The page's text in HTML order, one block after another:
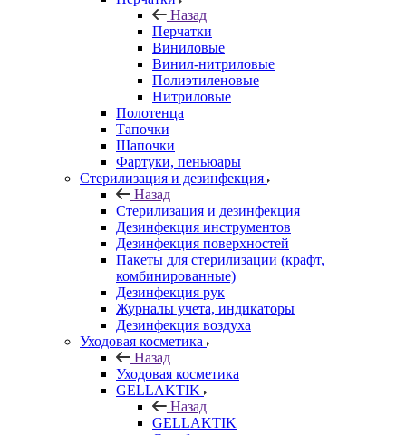
Назад
Перчатки
Виниловые
Винил-нитриловые
Полиэтиленовые
Нитриловые
Полотенца
Тапочки
Шапочки
Фартуки, пеньюары
Стерилизация и дезинфекция
Назад
Стерилизация и дезинфекция
Дезинфекция инструментов
Дезинфекция поверхностей
Пакеты для стерилизации (крафт,
комбинированные)
Дезинфекция рук
Журналы учета, индикаторы
Дезинфекция воздуха
Уходовая косметика
Назад
Уходовая косметика
GELLAKTIK
Назад
GELLAKTIK